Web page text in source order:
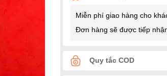
Miễn phí giao hàng cho
Đơn hàng sẽ được tiếp
Quy tắc COD